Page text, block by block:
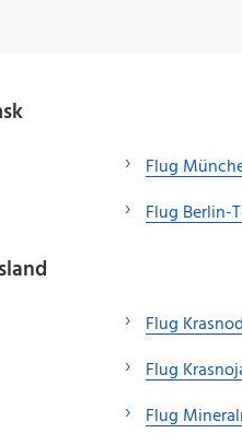
Flug
Flug Berlin-
Flug
Flug
Flug